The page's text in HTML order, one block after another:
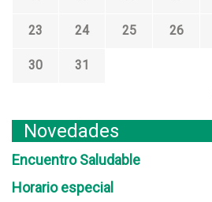
23 24 25 26
30
31
Novedades
Encuentro Saludable
Horario especial